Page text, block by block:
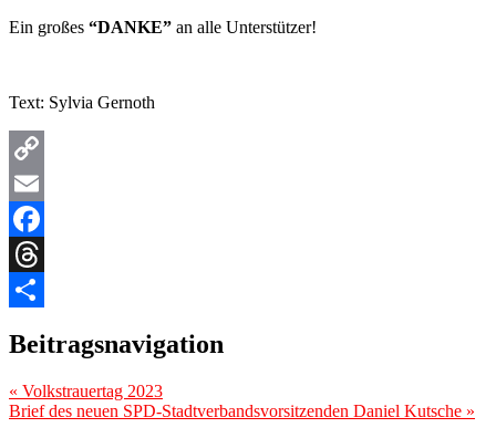
Ein großes “DANKE” an alle Unterstützer!
Text: Sylvia Gernoth
Copy
Link
Email
Facebook
Threads
Beitragsnavigation
« Volkstrauertag 2023
Brief des neuen SPD-Stadtverbandsvorsitzenden Daniel Kutsche »